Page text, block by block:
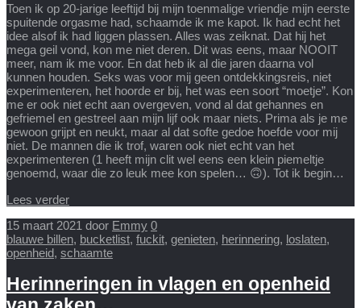
Toen ik op 20-jarige leeftijd bij mijn toenmalige vriendje mijn eerste
spuitende orgasme had, schaamde ik me kapot. Ik had echt het
idee alsof ik had liggen plassen. Alles was zeiknat. Dat hij het
mega geil vond, kon me niet deren. Dit was eens, maar NOOIT
meer, nam ik me voor. En dat heb ik al die jaren daarna vol
kunnen houden. Seks was voor mij geen ontdekkingsreis, niet
experimenteren, het hoorde er bij, het was een soort “moetje”. Kon
me er ook niet echt aan overgeven, vond al dat gehannes en
gefriemel en gestreel aan mijn lijf ook maar niets. Prima als je me
gewoon grijpt en neukt, maar al dat softe gedoe hoefde voor mij
niet. De mannen die ik trof, waren ook niet echt van het
experimenteren (1 heeft mijn clit wel eens een klein piemeltje
genoemd, waar die zo leuk mee kon spelen… 🙃). Tot ik begin…
Lees verder
15 maart 2021 door Emmy 0
blauwe billen, bucketlist, fuckit, genieten, herinnering, loslaten,
openheid, schaamte
Herinneringen in vlagen en openheid